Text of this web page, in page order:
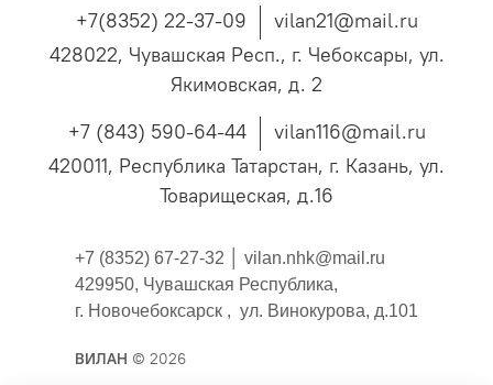
+7(8352) 22-37-09
vilan21@mail.ru
428022, Чувашская Респ., г. Чебоксары, ул.
Якимовская, д. 2
+7 (843) 590-64-44
vilan116@mail.ru
420011, Республика Татарстан, г. Казань, ул.
Товарищеская, д.16
+7 (8352) 67-27-32 │ vilan.nhk@mail.ru
429950, Чувашская Республика,
г. Новочебоксарск , ул. Винокурова, д.101
ВИЛАН © 2026